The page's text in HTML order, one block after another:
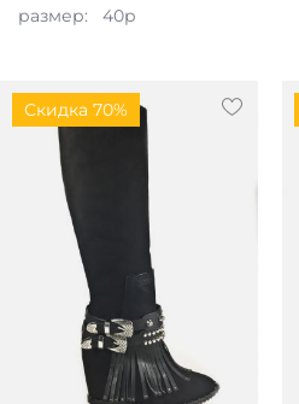
размер: 40р
Скидка 70%